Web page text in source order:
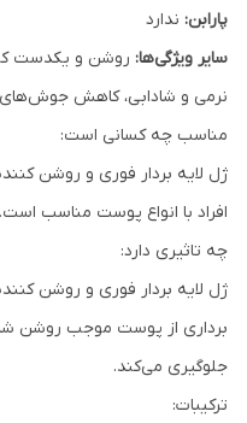
پارابن: ندارد
سایر ویژگی‌ها: روشن و یکدست
نرمی و شادابی، کاهش
مناسب چه کسانی است:
افراد با انواع پوست مناسب است.
چه تاثیری دارد:
برداری از پوست موجب روشن
جلوگیری می‌کند.
ترکیبات: